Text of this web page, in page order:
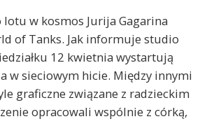
w kosmos Jurija Gagarina
of Tanks. Jak informuje studio
12 kwietnia wystartują
w sieciowym hicie. Między innymi
graficzne związane z radzieckim
opracowali wspólnie z córką,